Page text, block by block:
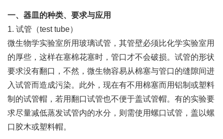
一、器皿的种类、要求与应用
1. 试管（test tube）
微生物学实验室所用玻璃试管，其管壁必须比化学实验室用
的厚些，这样在塞棉花塞时，管口才不会破损。试管的形状
要求没有翻口，不然，微生物容易从棉塞与管口的缝隙间进
入试管而造成污染。此外，现在有不用棉塞而用铝制或塑料
制的试管帽，若用翻口试管也不便于盖试管帽。有的实验要
求尽量减低蒸发试管内的水分，则需使用螺口试管，盖以螺
口胶木或塑料帽。